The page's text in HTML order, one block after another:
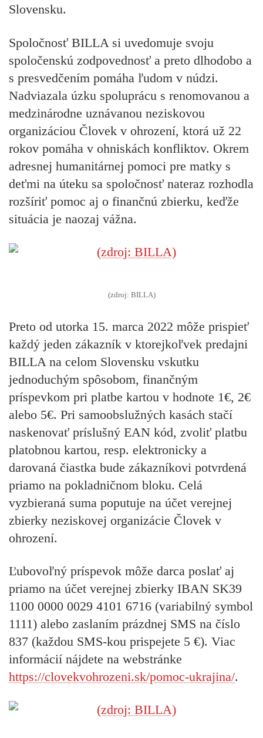
Slovensku.
Spoločnosť BILLA si uvedomuje svoju
spoločenskú zodpovednosť a preto dlhodobo a
s presvedčením pomáha ľudom v núdzi.
Nadviazala úzku spoluprácu s renomovanou a
medzinárodne uznávanou neziskovou
organizáciou Človek v ohrození, ktorá už 22
rokov pomáha v ohniskách konfliktov. Okrem
adresnej humanitárnej pomoci pre matky s
deťmi na úteku sa spoločnosť nateraz rozhodla
rozšíriť pomoc aj o finančnú zbierku, keďže
situácia je naozaj vážna.
(zdroj: BILLA)
Preto od utorka 15. marca 2022 môže prispieť
každý jeden zákazník v ktorejkoľvek predajni
BILLA na celom Slovensku vskutku
jednoduchým spôsobom, finančným
príspevkom pri platbe kartou v hodnote 1€, 2€
alebo 5€. Pri samoobslužných kasách stačí
naskenovať príslušný EAN kód, zvoliť platbu
platobnou kartou, resp. elektronicky a
darovaná čiastka bude zákazníkovi potvrdená
priamo na pokladničnom bloku. Celá
vyzbieraná suma poputuje na účet verejnej
zbierky neziskovej organizácie Človek v
ohrození.
Ľubovoľný príspevok môže darca poslať aj
priamo na účet verejnej zbierky IBAN SK39
1100 0000 0029 4101 6716 (variabilný symbol
1111) alebo zaslaním prázdnej SMS na číslo
837 (každou SMS-kou prispejete 5 €). Viac
informácií nájdete na webstránke
https://clovekvohrozeni.sk/pomoc-ukrajina/.